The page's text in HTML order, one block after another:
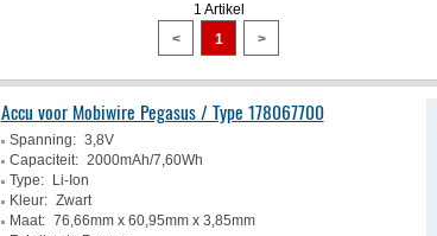
1 Artikel
<
1 >
Accu voor Mobiwire Pegasus / Type 178067700
Spanning: 3,8V
Capaciteit: 2000mAh/7,60Wh
Type:
Li-Ion
Kleur: Zwart
Maat: 76,66mm x 60,95mm x 3,85mm